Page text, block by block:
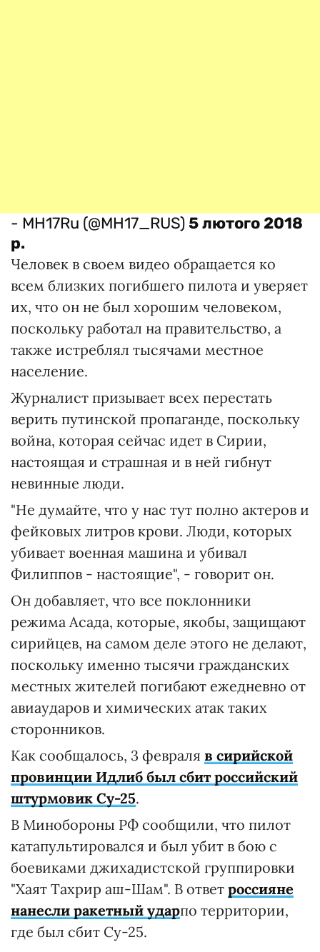
- MH17Ru (@MH17_RUS)5 лютого 2018
р.
Человек в своем видео обращается ко
всем близких погибшего пилота и уверяет
их, что он не был хорошим человеком,
поскольку работал на правительство, а
также истреблял тысячами местное
население.
Журналист призывает всех перестать
верить путинской пропаганде, поскольку
война, которая сейчас идет в Сирии,
настоящая и страшная и в ней гибнут
невинные люди.
"Не думайте, что у нас тут полно актеров и
фейковых литров крови. Люди, которых
убивает военная машина и убивал
Филиппов - настоящие", - говорит он.
Он добавляет, что все поклонники
режима Асада, которые, якобы, защищают
сирийцев, на самом деле этого не делают,
поскольку именно тысячи гражданских
местных жителей погибают ежедневно от
авиаударов и химических атак таких
сторонников.
Как сообщалось, 3 февраля в сирийской
провинции Идлиб был сбит российский
штурмовик Су-25.
В Минобороны РФ сообщили, что пилот
катапультировался и был убит в бою с
боевиками джихадистской группировки
"Хаят Тахрир аш-Шам". В ответ россияне
нанесли ракетный ударпо территории,
где был сбит Су-25.